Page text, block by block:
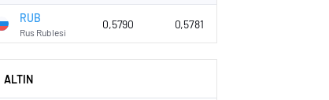
RUB
Rus Rublesi
0,5790 0,5781
ALTIN